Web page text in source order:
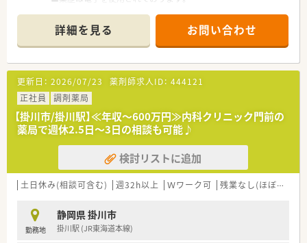
る環境です。
■弊社からの紹介実績あり♪
詳細を見る お問い合わせ
更新日： 2026/07/23 薬剤師求人ID： 444121
正社員
調剤薬局
【掛川市/掛川駅】≪年収～600万円≫内科クリニック門前の
薬局で週休2.5日～3日の相談も可能♪
検討リストに追加
土日休み(相談可含む) 週32h以上 Ｗワーク可 残業なし(ほぼなし含む)
勤務地
静岡県 掛川市
掛川駅 (JR東海道本線)